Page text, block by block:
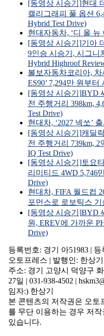
[동영상 시승기]현대
캘리그래피 풀 옵션
Hybrid Test Drive)
현대자동차, ‘디 올 뉴
[동영상 시승기]기아
9인승 시승기, 시그니
Hybrid Highroof
볼보자동차코리아,
ES90’ 7,294만 원부터
[동영상 시승기]BYD
전 주행거리 398km,
Test Drive)
현대차, ‘2027 넥쏘’ 출
[동영상 시승기]캐딜
전 주행거리 739km, 2
IQ Test Drive)
[동영상 시승기]토요
리미티드 4WD 5,746
Drive)
현대차, FIFA 월드컵
포먼스로 로보틱스 기
[동영상 시승기]BYD
원, EREV에 가까운
Drive)
등록번호: 경기 아51983 |
오토프레스 | 발행인: 한상
주소: 경기 고양시 덕양구
27일 | 031-938-4502 |
임자:) 한상기
본 콘텐츠의 저작권은 오토
를 무단 이용하는 경우 저
있습니다.